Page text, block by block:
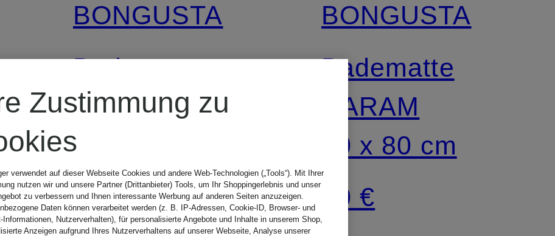
BONGUSTA
Badematte
NARAM
50 x 80 cm
40 €
BONGUSTA
Badematte
NARAM
50 x 80 cm
40 €
Zustimmung zu
verwendet auf dieser Webseite Cookies und andere Web-Technologien („Tools“). Mit Ihrer
nutzen wir und unsere Partner (Drittanbieter) Tools, um Ihr Shoppingerlebnis und unser
zu verbessern und Ihnen interessante Werbung auf anderen Seiten anzuzeigen.
Daten können verarbeitet werden (z. B. IP-Adressen, Cookie-ID, Browser- und
Informationen, Nutzerverhalten), für personalisierte Angebote und Inhalte in unserem Shop,
Anzeigen aufgrund Ihres Nutzerverhaltens auf unserer Webseite, Analyse unserer